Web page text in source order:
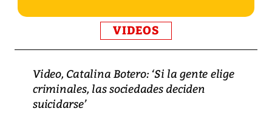
VIDEOS
Video, Catalina Botero: ‘Si la gente elige
criminales, las sociedades deciden
suicidarse’